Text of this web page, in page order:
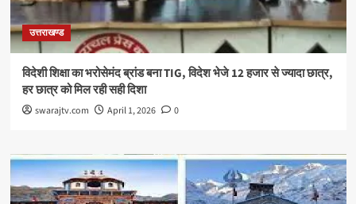
उत्तराखण्ड
विदेशी शिक्षा का भरोसेमंद ब्रांड बना TIG, विदेश भेजे 12 हजार से ज्यादा छात्र,
हर छात्र को मिल रही सही दिशा
swarajtv.com April 1, 2026 0